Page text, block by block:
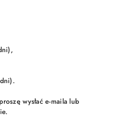
wysłać e-maila lub